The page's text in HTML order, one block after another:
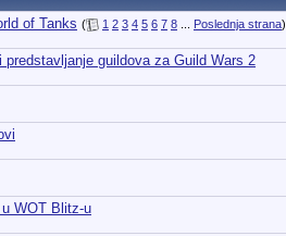
of Tanks ( 1 2 3 4 5 6 7 8... Poslednja strana)
predstavljanje guildova za Guild Wars 2
WOT Blitz-u